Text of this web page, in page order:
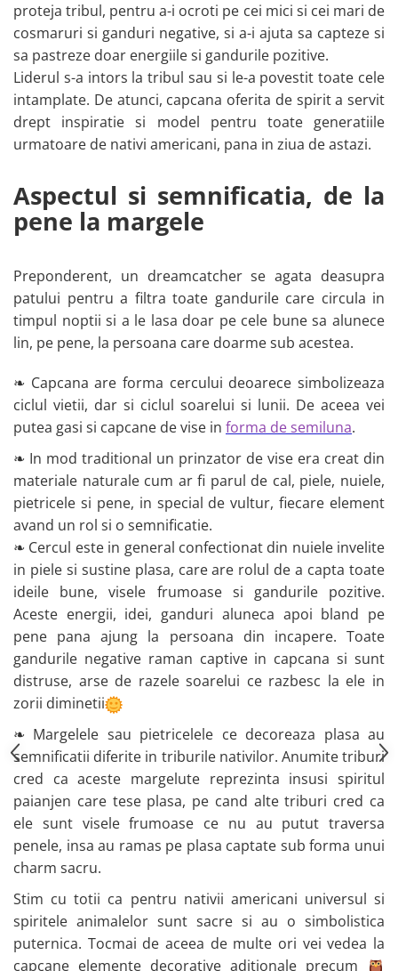
proteja tribul, pentru a-i ocroti pe cei mici si cei mari de
cosmaruri si ganduri negative, si a-i ajuta sa capteze si
sa pastreze doar energiile si gandurile pozitive.
Liderul s-a intors la tribul sau si le-a povestit toate cele
intamplate. De atunci, capcana oferita de spirit a servit
drept inspiratie si model pentru toate generatiile
urmatoare de nativi americani, pana in ziua de astazi.
Aspectul si semnificatia, de la
pene la margele
Preponderent, un dreamcatcher se agata deasupra
patului pentru a filtra toate gandurile care circula in
timpul noptii si a le lasa doar pe cele bune sa alunece
lin, pe pene, la persoana care doarme sub acestea.
❧ Capcana are forma cercului deoarece simbolizeaza
ciclul vietii, dar si ciclul soarelui si lunii. De aceea vei
putea gasi si capcane de vise in forma de semiluna.
❧ In mod traditional un prinzator de vise era creat din
materiale naturale cum ar fi parul de cal, piele, nuiele,
pietricele si pene, in special de vultur, fiecare element
avand un rol si o semnificatie.
❧ Cercul este in general confectionat din nuiele invelite
in piele si sustine plasa, care are rolul de a capta toate
ideile bune, visele frumoase si gandurile pozitive.
Aceste energii, idei, ganduri aluneca apoi bland pe
pene pana ajung la persoana din incapere. Toate
gandurile negative raman captive in capcana si sunt
distruse, arse de razele soarelui ce razbesc la ele in
zorii diminetii
❧ Margelele sau pietricelele ce decoreaza plasa au
semnificatii diferite in triburile nativilor. Anumite triburi
cred ca aceste margelute reprezinta insusi spiritul
paianjen care tese plasa, pe cand alte triburi cred ca
ele sunt visele frumoase ce nu au putut traversa
penele, insa au ramas pe plasa captate sub forma unui
charm sacru.
Stim cu totii ca pentru nativii americani universul si
spiritele animalelor sunt sacre si au o simbolistica
puternica. Tocmai de aceea de multe ori vei vedea la
capcane elemente decorative aditionale precum